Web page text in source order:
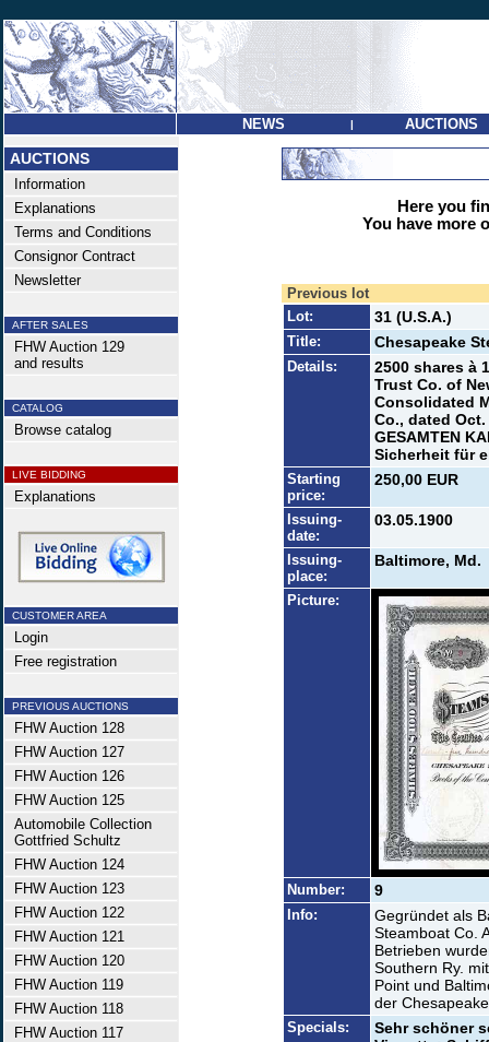
NEWS | AUCTIONS
AUCTIONS
Information
Explanations
Terms and Conditions
Consignor Contract
Newsletter
AFTER SALES
FHW Auction 129
and results
CATALOG
Browse catalog
LIVE BIDDING
Explanations
CUSTOMER AREA
Login
Free registration
PREVIOUS AUCTIONS
FHW Auction 128
FHW Auction 127
FHW Auction 126
FHW Auction 125
Automobile Collection
Gottfried Schultz
FHW Auction 124
FHW Auction 123
FHW Auction 122
FHW Auction 121
FHW Auction 120
FHW Auction 119
FHW Auction 118
FHW Auction 117
Here you
You have more
Previous lot
Lot:
31 (U.S.A.)
Title: Chesapeake
Details:
2500 shares à
Trust Co. of
Consolidated
Co., dated Oct.
GESAMTEN
Sicherheit für
Starting
price:
250,00 EUR
Issuing-
date:
03.05.1900
Issuing-
place:
Baltimore, Md.
Picture:
Number: 9
Info:
Gegründet als
Steamboat Co.
Betrieben
Southern Ry.
Point und
der
Specials:
Sehr schöner